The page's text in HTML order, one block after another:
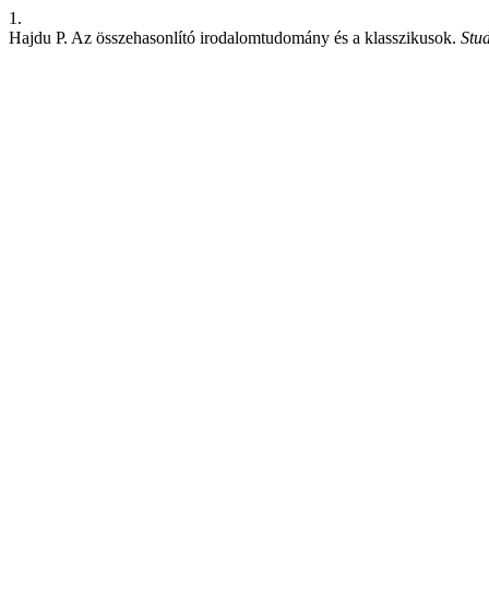
1.
Hajdu P. Az összehasonlító irodalomtudomány és a klasszikusok.